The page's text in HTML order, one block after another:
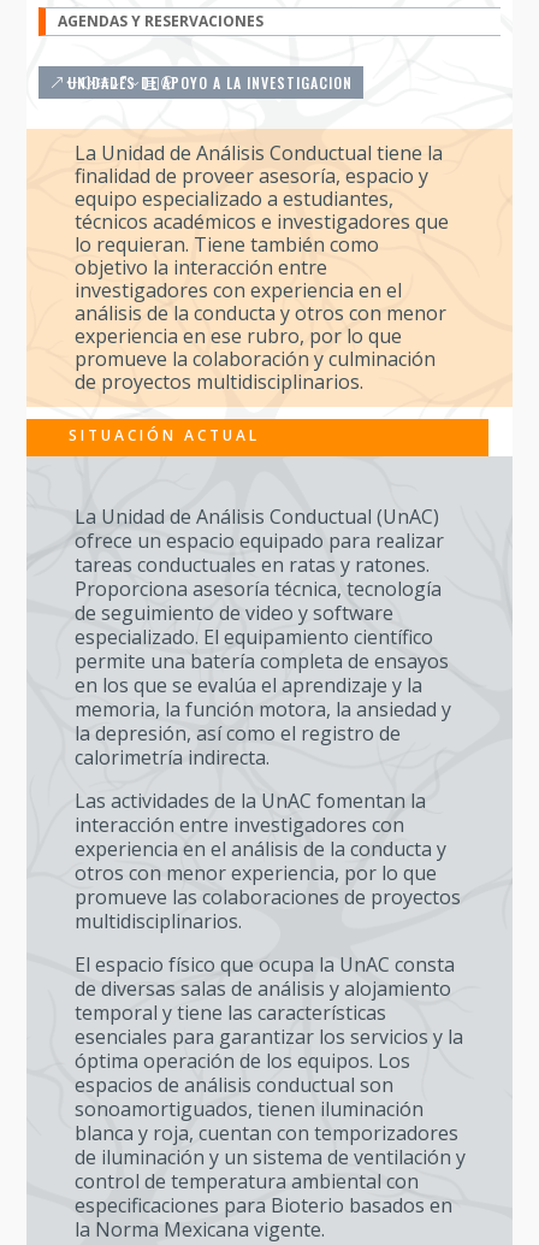
AGENDAS Y RESERVACIONES
UNIDADES DE APOYO A LA INVESTIGACION
La Unidad de Análisis Conductual tiene la
finalidad de proveer asesoría, espacio y
equipo especializado a estudiantes,
técnicos académicos e investigadores que
lo requieran. Tiene también como
objetivo la interacción entre
investigadores con experiencia en el
análisis de la conducta y otros con menor
experiencia en ese rubro, por lo que
promueve la colaboración y culminación
de proyectos multidisciplinarios.
SITUACIÓN ACTUAL
La Unidad de Análisis Conductual (UnAC)
ofrece un espacio equipado para realizar
tareas conductuales en ratas y ratones.
Proporciona asesoría técnica, tecnología
de seguimiento de video y software
especializado. El equipamiento científico
permite una batería completa de ensayos
en los que se evalúa el aprendizaje y la
memoria, la función motora, la ansiedad y
la depresión, así como el registro de
calorimetría indirecta.
Las actividades de la UnAC fomentan la
interacción entre investigadores con
experiencia en el análisis de la conducta y
otros con menor experiencia, por lo que
promueve las colaboraciones de proyectos
multidisciplinarios.
El espacio físico que ocupa la UnAC consta
de diversas salas de análisis y alojamiento
temporal y tiene las características
esenciales para garantizar los servicios y la
óptima operación de los equipos. Los
espacios de análisis conductual son
sonoamortiguados, tienen iluminación
blanca y roja, cuentan con temporizadores
de iluminación y un sistema de ventilación y
control de temperatura ambiental con
especificaciones para Bioterio basados en
la Norma Mexicana vigente.